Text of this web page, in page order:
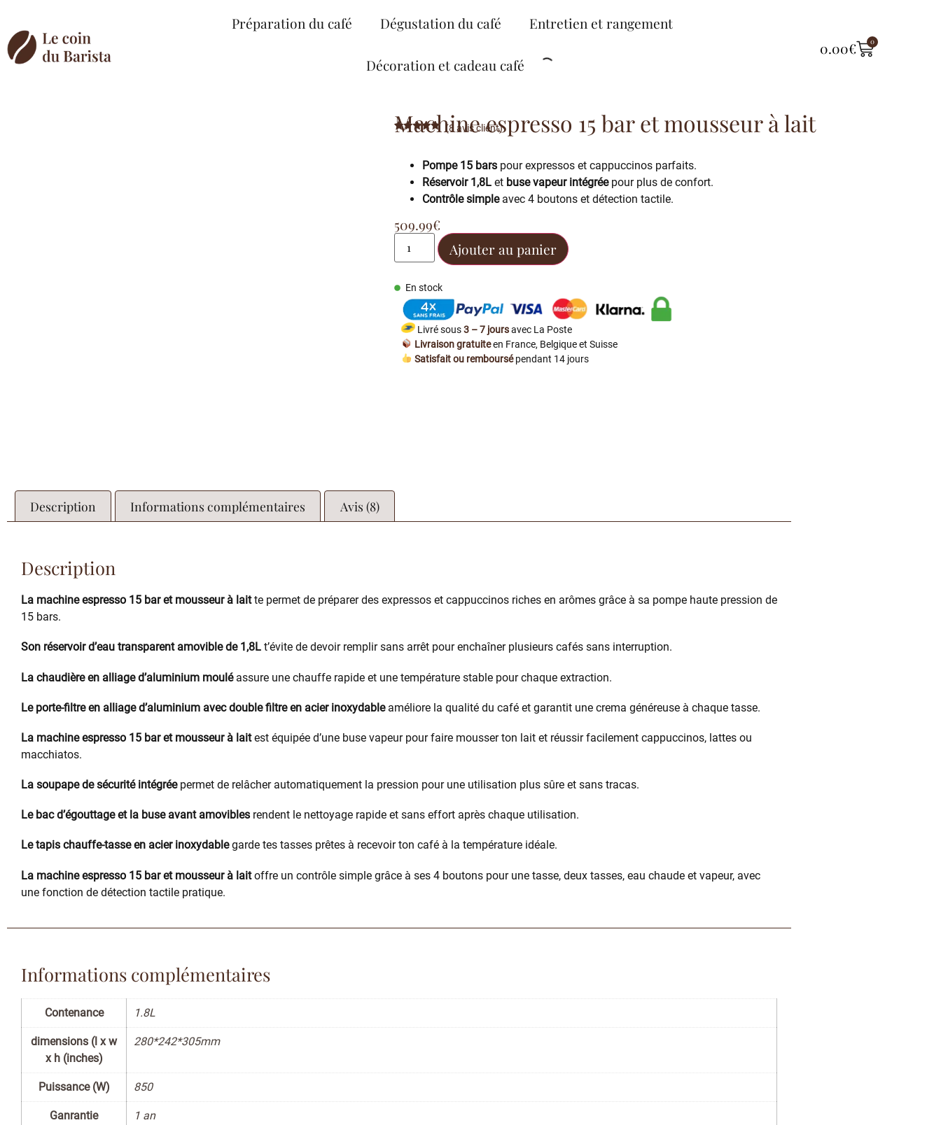
Préparation du café Dégustation du café Entretien et rangement
Décoration et cadeau café
0.00€ 0
Machine espresso 15 bar et mousseur à lait
notations
(8avis client)
Pompe 15 barspour expressos et cappuccinos parfaits.
Réservoir 1,8Let buse vapeur intégréepour plus de confort.
Contrôle simpleavec 4 boutons et détection tactile.
509.99€
Ajouter au panier
En stock
Livré sous3 – 7 joursavec La Poste
Livraison gratuiteen France, Belgique et Suisse
Satisfait ou remboursépendant 14 jours
Description Informations complémentaires Avis (8)
Description
La machine espresso 15 bar et mousseur à laitte permet de préparer des expressos et cappuccinos riches en arômes grâce à sa pompe haute pression de
15 bars.
Son réservoir d’eau transparent amovible de 1,8L t’évite de devoir remplir sans arrêt pour enchaîner plusieurs cafés sans interruption.
La chaudière en alliage d’aluminium mouléassure une chauffe rapide et une température stable pour chaque extraction.
Le porte-filtre en alliage d’aluminium avec double filtre en acier inoxydableaméliore la qualité du café et garantit une crema généreuse à chaque tasse.
La machine espresso 15 bar et mousseur à laitest équipée d’une buse vapeur pour faire mousser ton lait et réussir facilement cappuccinos, lattes ou
macchiatos.
La soupape de sécurité intégréepermet de relâcher automatiquement la pression pour une utilisation plus sûre et sans tracas.
Le bac d’égouttage et la buse avant amovibles rendent le nettoyage rapide et sans effort après chaque utilisation.
Le tapis chauffe-tasse en acier inoxydablegarde tes tasses prêtes à recevoir ton café à la température idéale.
La machine espresso 15 bar et mousseur à laitoffre un contrôle simple grâce à ses 4 boutons pour une tasse, deux tasses, eau chaude et vapeur, avec
une fonction de détection tactile pratique.
Informations complémentaires
Contenance 1.8L
dimensions (l x w
x h (inches)
280*242*305mm
Puissance (W) 850
Ganrantie 1 an